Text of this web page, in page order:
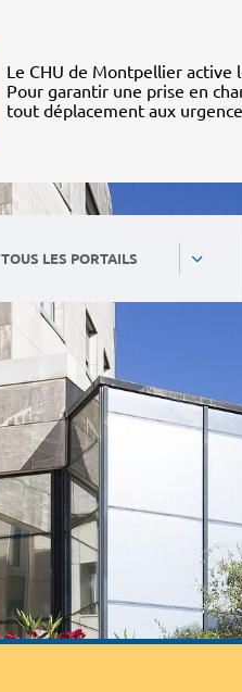
Le CHU de Montpellier active
Pour garantir une prise en
tout déplacement aux
TOUS LES PORTAILS